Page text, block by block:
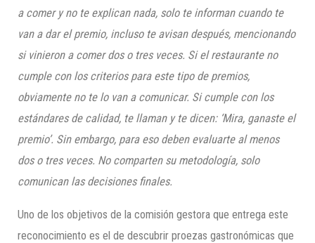
a comer y no te explican nada, solo te informan cuando te
van a dar el premio, incluso te avisan después, mencionando
si vinieron a comer dos o tres veces. Si el restaurante no
cumple con los criterios para este tipo de premios,
obviamente no te lo van a comunicar. Si cumple con los
estándares de calidad, te llaman y te dicen: ‘Mira, ganaste el
premio’. Sin embargo, para eso deben evaluarte al menos
dos o tres veces. No comparten su metodología, solo
comunican las decisiones finales.
Uno de los objetivos de la comisión gestora que entrega este
reconocimiento es el de descubrir proezas gastronómicas que